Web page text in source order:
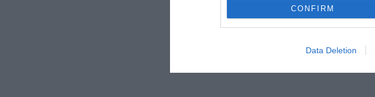
CONFIRM
Data Deletion